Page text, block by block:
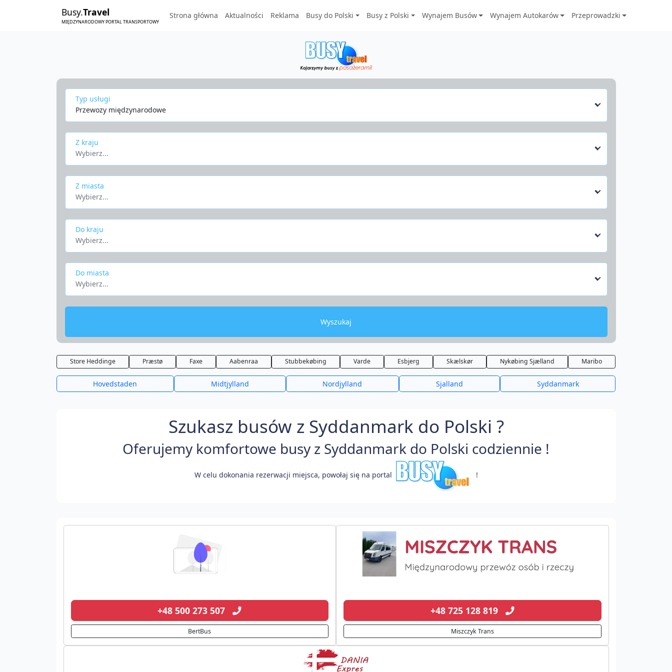
Busy.Travel
MIĘDZYNARODOWY PORTAL TRANSPORTOWY
Strona główna Aktualności Reklama Busy do Polski Busy z Polski Wynajem Busów Wynajem Autokarów Przeprowadzki
Typ usługi
Przewozy międzynarodowe
Z kraju
Wybierz...
Z miasta
Wybierz...
Do kraju
Wybierz...
Do miasta
Wybierz...
Wyszukaj
Store Heddinge Præstø Faxe Aabenraa Stubbekøbing Varde Esbjerg Skælskør Nykøbing Sjælland Maribo
Hovedstaden Midtjylland Nordjylland Sjalland Syddanmark
Szukasz busów z Syddanmark do Polski ?
Oferujemy komfortowe busy z Syddanmark do Polski codziennie !
W celu dokonania rezerwacji miejsca, powołaj się na portal !
+48 500 273 507
BertBus
+48 725 128 819
Miszczyk Trans